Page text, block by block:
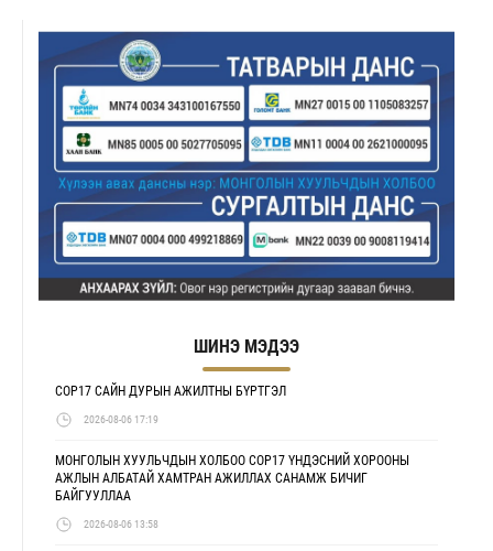
ШИНЭ МЭДЭЭ
COP17 САЙН ДУРЫН АЖИЛТНЫ БҮРТГЭЛ
2026-08-06 17:19
МОНГОЛЫН ХУУЛЬЧДЫН ХОЛБОО COP17 ҮНДЭСНИЙ ХОРООНЫ
АЖЛЫН АЛБАТАЙ ХАМТРАН АЖИЛЛАХ САНАМЖ БИЧИГ
БАЙГУУЛЛАА
2026-08-06 13:58